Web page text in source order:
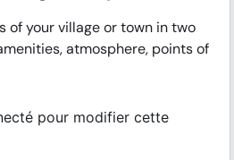
of your village or town in two
atmosphere, points of
pour modifier cette